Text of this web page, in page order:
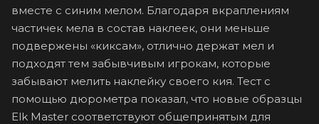
вместе с синим мелом. Благодаря вкраплениям
частичек мела в состав наклеек, они меньше
подвержены «киксам», отлично держат мел и
подходят тем забывчивым игрокам, которые
забывают мелить наклейку своего кия. Тест с
помощью дюрометра показал, что новые образцы
Elk Master соответствуют общепринятым для